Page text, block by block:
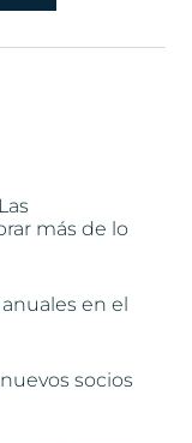
más de lo
en el
socios